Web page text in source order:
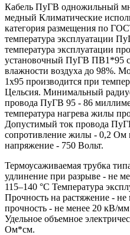
Кабель ПуГВ одножильный
медный Климатические
категория размещения по
температура эксплуатации
температура эксплуатации
установочный ПуГВ ПВ1*95
влажности воздуха до 98%.
1х95 производится при
Цельсия. Минимальный
провода ПуГВ 95 - 86
температура нагрева жилы
Допустимый ток провода
сопротивление жилы - 0,2 Ом
напряжение - 750 Вольт.
Термоусаживаемая трубка
удлинение при разрыве - не
115–140 °C Температура
Прочность на растяжение -
прочность - не менее 20 кВ/
Удельное объемное
Ом*см.